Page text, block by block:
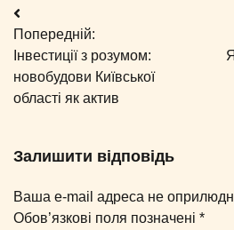
Навігація
записів
Попередній:
Інвестиції з розумом:
новобудови Київської
області як актив
Залишити відповідь
Ваша e-mail адреса не
Обов’язкові поля позначені *